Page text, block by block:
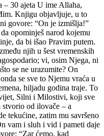
– 30 ajeta U ime Allaha,
Knjigu objavljuje, u to
govore: “On je izmišlja!”
opominješ narod kojemu
da bi išao Pravim putem.
njih u šest vremenskih
vi, osim Njega, ni
se ne urazumite? On
se sve to Njemu vraća u
hiljadu godina traje. To
Silni i Milostivi, koji sve
od ilovače – a
tekućine, zatim mu savršeno
vam i sluh i vid i pameti daje
“Zar ćemo, kad